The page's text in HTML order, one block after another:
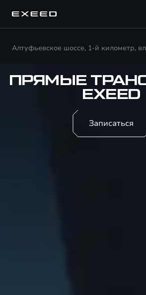
Алтуфьевское шоссе, 1-й километр,
ПРЯМЫЕ
EXEED
Записаться